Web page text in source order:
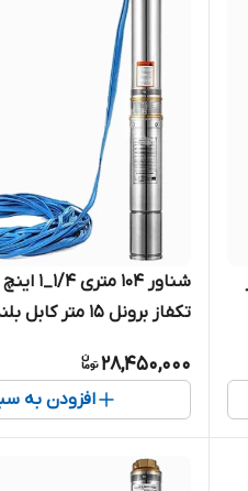
تکفاز برونل ۱۵ متر کابل
۱.۲۵ اینچ کابل بلند تک فاز
28,450,000
افزودن به